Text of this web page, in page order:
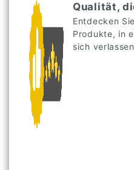
Qualität,
Entdecken
Produkte, in
sich